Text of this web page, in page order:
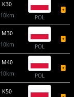
K30
10km
POL
M30
10km
POL
M40
10km
POL
K50